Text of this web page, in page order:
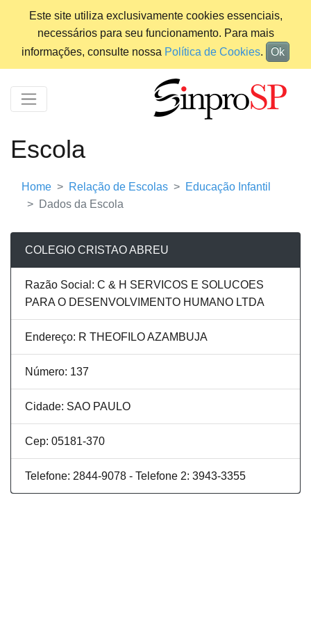
Este site utiliza exclusivamente cookies essenciais,
necessários para seu funcionamento. Para mais
informações, consulte nossa Política de Cookies. Ok
Escola
Home Relação de Escolas
Educação Infantil
Dados da Escola
COLEGIO CRISTAO ABREU
Razão Social: C & H SERVICOS E SOLUCOES
PARA O DESENVOLVIMENTO HUMANO LTDA
Endereço: R THEOFILO AZAMBUJA
Número: 137
Cidade: SAO PAULO
Cep: 05181-370
Telefone: 2844-9078 - Telefone 2: 3943-3355